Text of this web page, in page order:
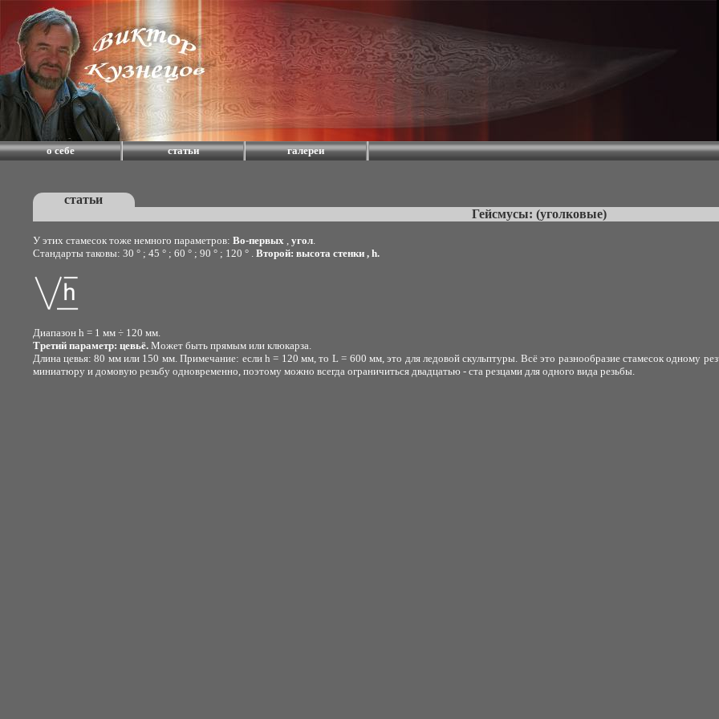
о себе статьи галереи
статьи
Гейсмусы: (уголковые)
У этих стамесок тоже немного параметров: Во-первых, угол.
Стандарты таковы: 30 ° ; 45 ° ; 60 ° ; 90 ° ; 120 ° .Второй: высота стенки , h.
Диапазон h = 1 мм ÷ 120 мм.
Третий параметр: цевьё.Может быть прямым или клюкарза.
Длина цевья: 80 мм или 150 мм. Примечание: если h = 120 мм, то L = 600 мм, это для ледовой скульптуры. Всё это разнообразие стамесок одному
миниатюру и домовую резьбу одновременно, поэтому можно всегда ограничиться двадцатью - ста резцами для одного вида резьбы.